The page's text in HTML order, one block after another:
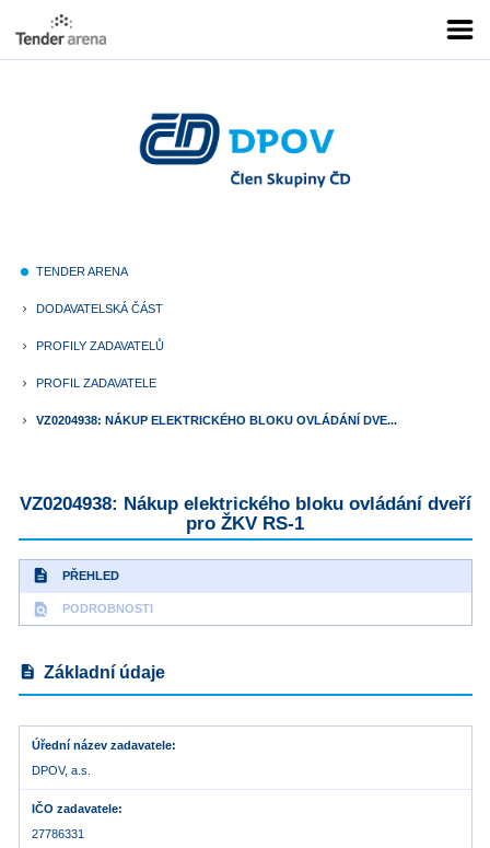
fiber_manual_record TENDER ARENA
keyboard_arrow_right DODAVATELSKÁ ČÁST
keyboard_arrow_right PROFILY ZADAVATELŮ
keyboard_arrow_right PROFIL ZADAVATELE
keyboard_arrow_right VZ0204938: NÁKUP ELEKTRICKÉHO BLOKU OVLÁDÁNÍ DVE...
VZ0204938: Nákup elektrického bloku ovládání dveří
pro ŽKV RS-1
description PŘEHLED
find_in_page PODROBNOSTI
description Základní údaje
Úřední název zadavatele
DPOV, a.s.
IČO zadavatele
27786331